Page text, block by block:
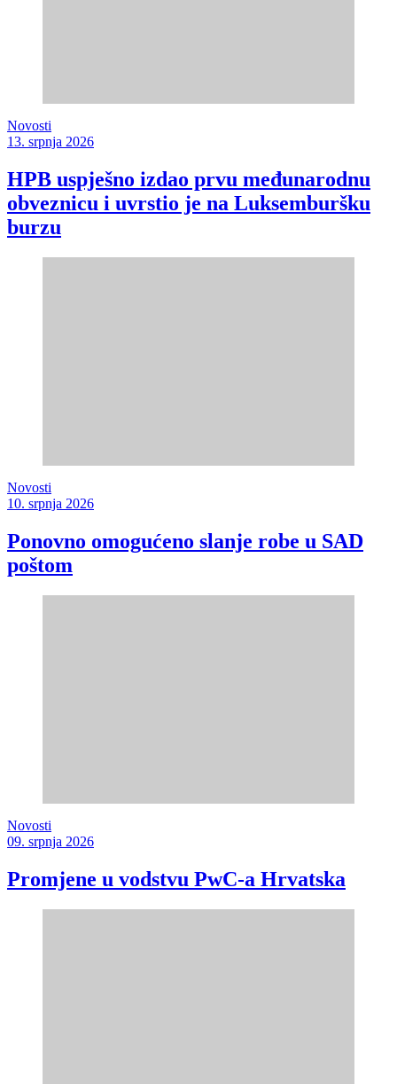
Novosti
13. srpnja 2026
HPB uspješno izdao prvu međunarodnu
obveznicu i uvrstio je na Luksemburšku
burzu
Novosti
10. srpnja 2026
Ponovno omogućeno slanje robe u SAD
poštom
Novosti
09. srpnja 2026
Promjene u vodstvu PwC-a Hrvatska